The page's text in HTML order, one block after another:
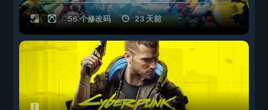
56 个修改码 23 天前